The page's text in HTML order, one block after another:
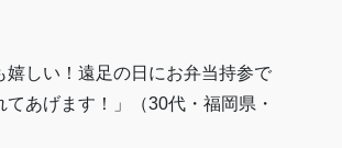
嬉しい！遠足の日にお弁当持参で
あげます！」（30代・福岡県・